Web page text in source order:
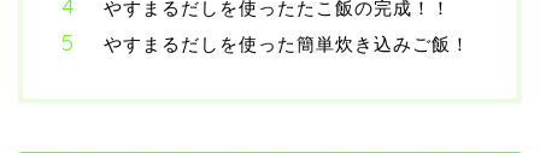
やすまるだしを使ったたこ飯の完成！！
やすまるだしを使った簡単炊き込みご飯！